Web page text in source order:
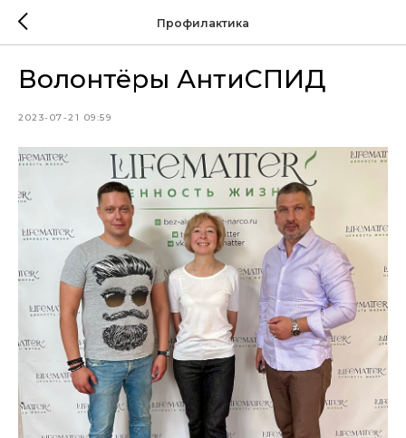
Профилактика
Волонтёры АнтиСПИД
2023-07-21 09:59